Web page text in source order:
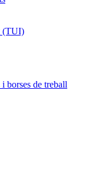
(TUI)
borses de treball